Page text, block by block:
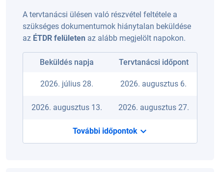
A tervtanácsi ülésen való részvétel feltétele a
szükséges dokumentumok hiánytalan beküldése
az ÉTDR felületen az alább megjelölt napokon.
Beküldés napja Tervtanácsi időpont
2026. július 28. 2026. augusztus 6.
2026. augusztus 13. 2026. augusztus 27.
További időpontok